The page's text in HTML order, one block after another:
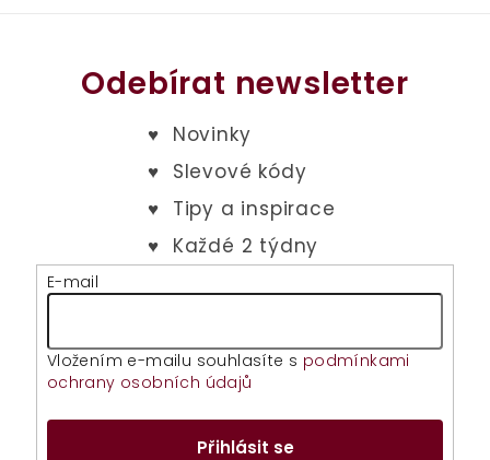
Odebírat newsletter
E-mail
Vložením e-mailu souhlasíte s podmínkami
ochrany osobních údajů
Přihlásit se